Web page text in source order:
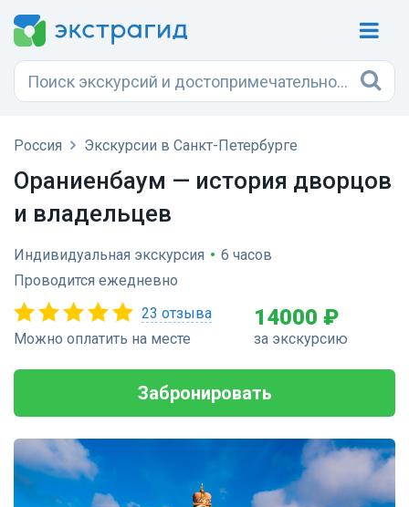
Россия Экскурсии в Санкт-Петербурге
Ораниенбаум — история дворцов
и владельцев
Индивидуальная экскурсия • 6 часов
Проводится ежедневно
23 отзыва
Можно оплатить на месте
14000 ₽
за экскурсию
Забронировать